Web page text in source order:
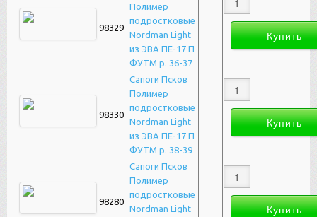
98329
Полимер
подростковые
Nordman Light
из ЭВА ПЕ-17 П
ФУТМ р. 36-37
98330
Сапоги Псков
Полимер
подростковые
Nordman Light
из ЭВА ПЕ-17 П
ФУТМ р. 38-39
98280
Сапоги Псков
Полимер
подростковые
Nordman Light